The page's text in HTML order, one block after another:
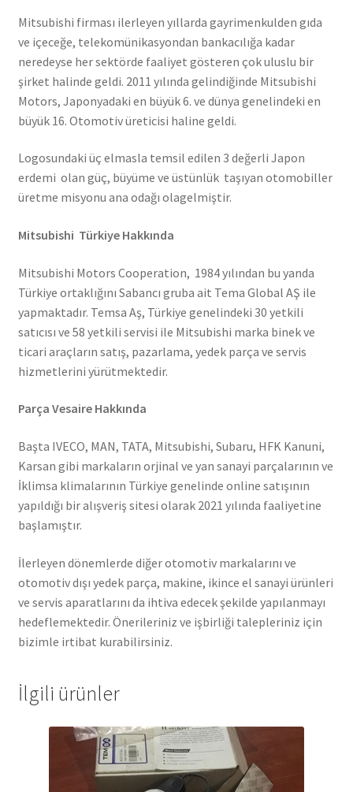
Mitsubishi firması ilerleyen yıllarda gayrimenkulden gıda
ve içeceğe, telekomünikasyondan bankacılığa kadar
neredeyse her sektörde faaliyet gösteren çok uluslu bir
şirket halinde geldi. 2011 yılında gelindiğinde Mitsubishi
Motors, Japonyadaki en büyük 6. ve dünya genelindeki en
büyük 16. Otomotiv üreticisi haline geldi.
Logosundaki üç elmasla temsil edilen 3 değerli Japon
erdemi olan güç, büyüme ve üstünlük taşıyan otomobiller
üretme misyonu ana odağı olagelmiştir.
Mitsubishi Türkiye Hakkında
Mitsubishi Motors Cooperation, 1984 yılından bu yanda
Türkiye ortaklığını Sabancı gruba ait Tema Global AŞ ile
yapmaktadır. Temsa Aş, Türkiye genelindeki 30 yetkili
satıcısı ve 58 yetkili servisi ile Mitsubishi marka binek ve
ticari araçların satış, pazarlama, yedek parça ve servis
hizmetlerini yürütmektedir.
Parça Vesaire Hakkında
Başta IVECO, MAN, TATA, Mitsubishi, Subaru, HFK Kanuni,
Karsan gibi markaların orjinal ve yan sanayi parçalarının ve
İklimsa klimalarının Türkiye genelinde online satışının
yapıldığı bir alışveriş sitesi olarak 2021 yılında faaliyetine
başlamıştır.
İlerleyen dönemlerde diğer otomotiv markalarını ve
otomotiv dışı yedek parça, makine, ikince el sanayi ürünleri
ve servis aparatlarını da ihtiva edecek şekilde yapılanmayı
hedeflemektedir. Önerileriniz ve işbirliği talepleriniz için
bizimle irtibat kurabilirsiniz.
İlgili ürünler